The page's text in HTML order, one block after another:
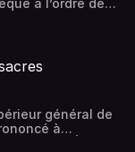
à l’ordre de
3000 3036
23, rue des
général de
à
eu lieu à Écône